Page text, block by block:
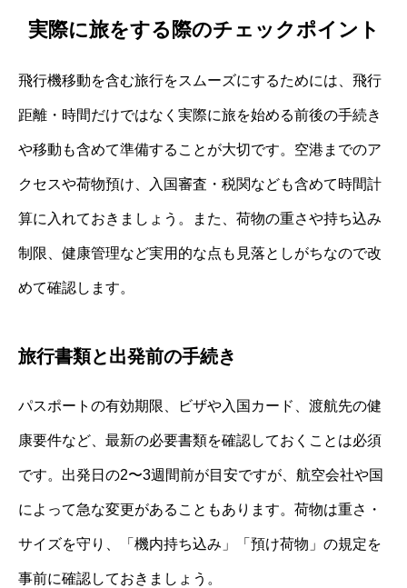
実際に旅をする際のチェックポイント
飛行機移動を含む旅行をスムーズにするためには、飛行
距離・時間だけではなく実際に旅を始める前後の手続き
や移動も含めて準備することが大切です。空港までのア
クセスや荷物預け、入国審査・税関なども含めて時間計
算に入れておきましょう。また、荷物の重さや持ち込み
制限、健康管理など実用的な点も見落としがちなので改
めて確認します。
旅行書類と出発前の手続き
パスポートの有効期限、ビザや入国カード、渡航先の健
康要件など、最新の必要書類を確認しておくことは必須
です。出発日の2〜3週間前が目安ですが、航空会社や国
によって急な変更があることもあります。荷物は重さ・
サイズを守り、「機内持ち込み」「預け荷物」の規定を
事前に確認しておきましょう。